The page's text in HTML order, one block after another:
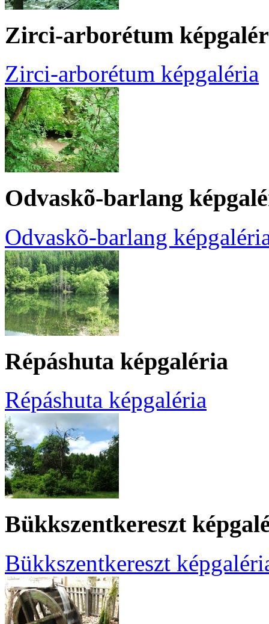
Zirci-arborétum
Zirci-arborétum képgaléria
Odvaskõ-barlang
Odvaskõ-barlang
Répáshuta képgaléria
Répáshuta képgaléria
Bükkszentkereszt
Bükkszentkereszt